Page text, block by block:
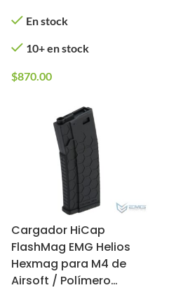
En stock
10+ en stock
$870.00
Cargador HiCap
FlashMag EMG Helios
Hexmag para M4 de
Airsoft / Polímero